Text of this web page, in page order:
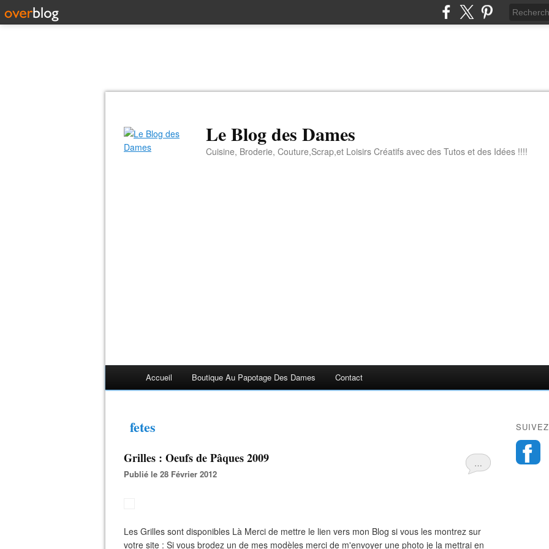
Le Blog des Dames
Cuisine, Broderie, Couture,Scrap,et Loisirs Créatifs avec des Tutos et des Idées !!!!
Accueil Boutique Au Papotage Des Dames Contact
fetes
…
Grilles : Oeufs de Pâques 2009
Publié le 28 Février 2012
Les Grilles sont disponibles Là Merci de mettre le lien vers mon Blog si vous les montrez sur
votre site : Si vous brodez un de mes modèles merci de m'envoyer une photo je la mettrai en